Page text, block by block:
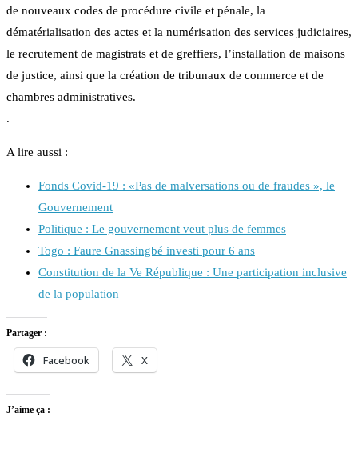
de nouveaux codes de procédure civile et pénale, la
dématérialisation des actes et la numérisation des services judiciaires,
le recrutement de magistrats et de greffiers, l’installation de maisons
de justice, ainsi que la création de tribunaux de commerce et de
chambres administratives.
.
A lire aussi :
Fonds Covid-19 : «Pas de malversations ou de fraudes », le
Gouvernement
Politique : Le gouvernement veut plus de femmes
Togo : Faure Gnassingbé investi pour 6 ans
Constitution de la Ve République : Une participation inclusive
de la population
Partager :
Facebook X
J’aime ça :